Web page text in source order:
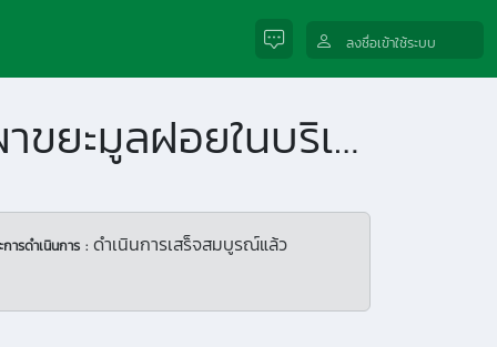
ลงชื่อเข้าใช้ระบบ
ทัศนคติทางสังคมของชุมชนภาคเหนือที่มีต่อการเผาขยะมูลฝอยในบริเวณที่อยู่อาศัย
การดำเนินการ :ดำเนินการเสร็จสมบูรณ์แล้ว